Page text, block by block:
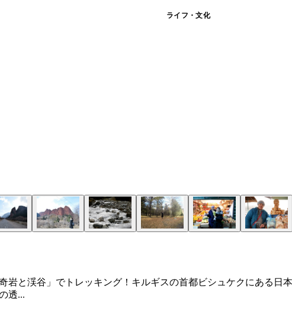
ライフ・文化
岩と渓谷」でトレッキング！キルギスの首都ビシュケクにある
透...